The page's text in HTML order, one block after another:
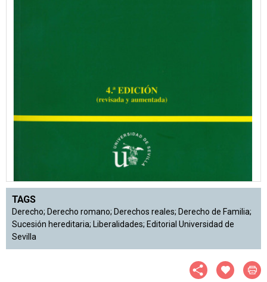
TAGS
Derecho; Derecho romano; Derechos reales; Derecho de Familia;
Sucesión hereditaria; Liberalidades; Editorial Universidad de
Sevilla